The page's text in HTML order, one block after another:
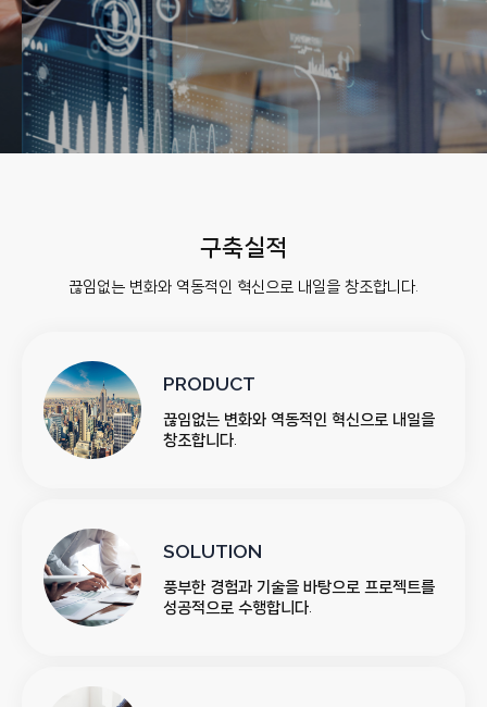
구축실적
끊임없는 변화와 역동적인 혁신으로 내일을 창조합니다.
PRODUCT
끊임없는 변화와 역동적인 혁신으로 내일을
창조합니다.
SOLUTION
풍부한 경험과 기술을 바탕으로 프로젝트를
성공적으로 수행합니다.